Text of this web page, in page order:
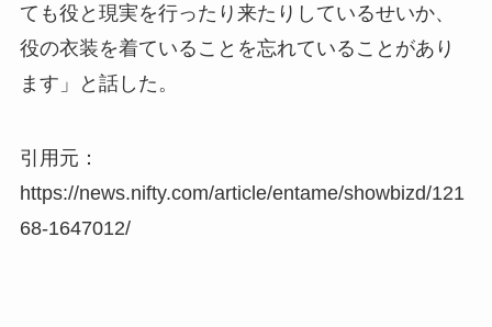
ても役と現実を行ったり来たりしているせいか、
役の衣装を着ていることを忘れていることがあり
ます」と話した。
引用元：
https://news.nifty.com/article/entame/showbizd/121
68-1647012/